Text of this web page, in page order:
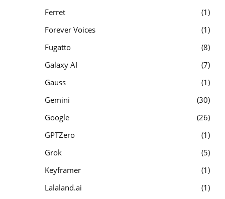
Ferret
1
Forever Voices
1
Fugatto
8
Galaxy AI
7
Gauss
1
Gemini
30
Google
26
GPTZero
1
Grok
5
Keyframer
1
Lalaland.ai
1